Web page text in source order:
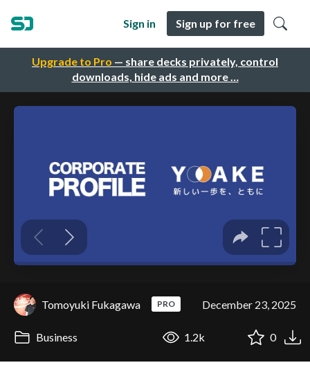
Upgrade to Pro — share decks privately, control
downloads, hide ads and more …
Sign in Sign up for free
Tomoyuki Fukagawa PRO December 23, 2025
Business 1.2k 0